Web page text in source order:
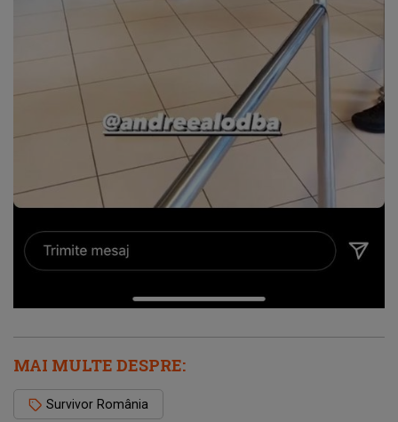
MAI MULTE DESPRE:
Survivor România